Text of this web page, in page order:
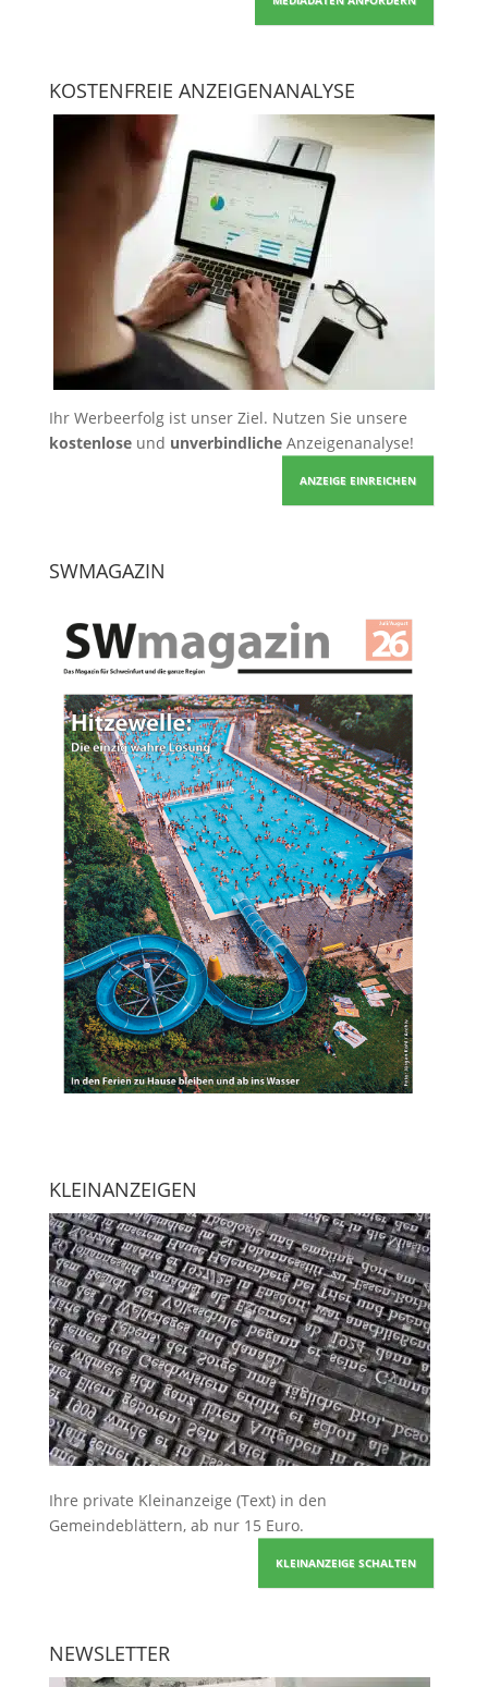
KOSTENFREIE ANZEIGENANALYSE
Ihr Werbeerfolg ist unser Ziel. Nutzen Sie unsere
kostenloseund unverbindlicheAnzeigenanalyse!
ANZEIGE EINREICHEN
SWMAGAZIN
KLEINANZEIGEN
Ihre private Kleinanzeige (Text) in den
Gemeindeblättern, ab nur 15 Euro.
KLEINANZEIGE SCHALTEN
NEWSLETTER